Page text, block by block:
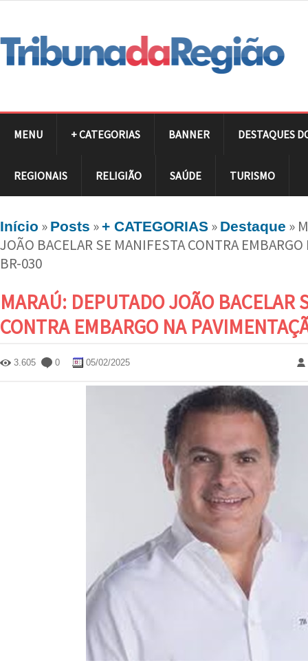
MENU + CATEGORIAS BANNER DESTAQUES
REGIONAIS RELIGIÃO SAÚDE TURISMO
Início » Posts »+ CATEGORIAS » Destaque »
JOÃO BACELAR SE MANIFESTA CONTRA
BR-030
MARAÚ: DEPUTADO JOÃO BACELAR
CONTRA EMBARGO NA
3.605 0 05/02/2025